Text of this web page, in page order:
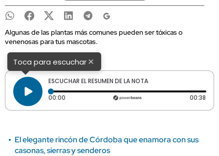
Algunas de las plantas más comunes pueden ser tóxicas o
venenosas para tus mascotas.
Toca para escuchar×
ESCUCHAR EL RESUMEN DE LA NOTA
00:00 Tiempo transcurrido: 0 segundos 00:38
El elegante rincón de Córdoba que enamora con sus
casonas, sierras y senderos